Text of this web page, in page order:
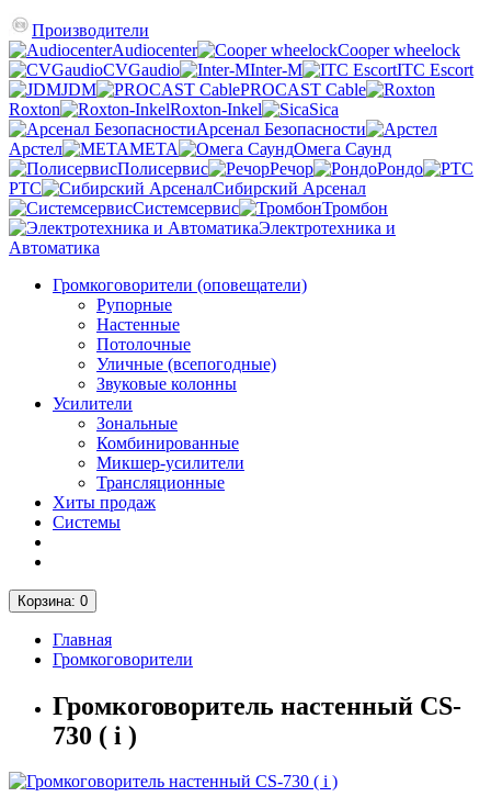
Производители
Audiocenter
Cooper wheelock
CVGaudio
Inter-M
ITC Escort
JDM
PROCAST Cable
Roxton
Roxton-Inkel
Sica
Арсенал Безопасности
Арстел
МЕТА
Омега Саунд
Полисервис
Речор
Рондо
РТС
Сибирский Арсенал
Системсервис
Тромбон
Электротехника и
Автоматика
Громкоговорители (оповещатели)
Рупорные
Настенные
Потолочные
Уличные (всепогодные)
Звуковые колонны
Усилители
Зональные
Комбинированные
Микшер-усилители
Трансляционные
Хиты продаж
Системы
Корзина: 0
Главная
Громкоговорители
Громкоговоритель настенный CS-
730 ( i )